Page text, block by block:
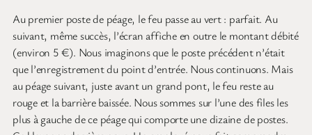
Au premier poste de péage, le feu passe au vert : parfait. Au
suivant, même succès, l’écran affiche en outre le montant débité
(environ 5 €). Nous imaginons que le poste précédent n’était
que l’enregistrement du point d’entrée. Nous continuons. Mais
au péage suivant, juste avant un grand pont, le feu reste au
rouge et la barrière baissée. Nous sommes sur l’une des files les
plus à gauche de ce péage qui comporte une dizaine de postes.